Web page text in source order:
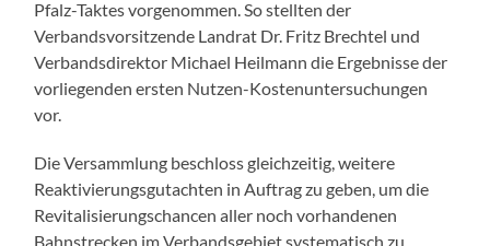
Pfalz-Taktes vorgenommen. So stellten der
Verbandsvorsitzende Landrat Dr. Fritz Brechtel und
Verbandsdirektor Michael Heilmann die Ergebnisse der
vorliegenden ersten Nutzen-Kostenuntersuchungen
vor.
Die Versammlung beschloss gleichzeitig, weitere
Reaktivierungsgutachten in Auftrag zu geben, um die
Revitalisierungschancen aller noch vorhandenen
Bahnstrecken im Verbandsgebiet systematisch zu